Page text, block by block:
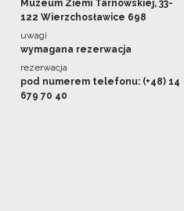
Muzeum Ziemi Tarnowskiej, 33-
122 Wierzchosławice 698
uwagi
wymagana rezerwacja
rezerwacja
pod numerem telefonu: (+48) 14
679 70 40